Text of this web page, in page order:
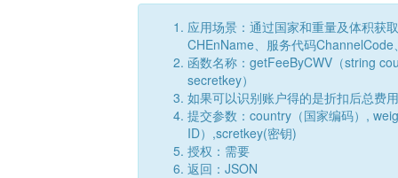
应用场景：通过国家和重量及体积获
CHEnName、服务代码
函数名称：getFeeByCWV（string
secretkey）
如果可以识别账户得的是折扣后总费用
提交参数：country（国家编码）,
ID）,scretkey(密钥)
授权：需要
返回：JSON